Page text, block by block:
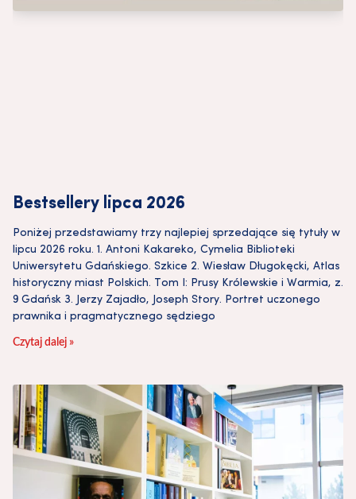
Bestsellery lipca 2026
Poniżej przedstawiamy trzy najlepiej sprzedające się tytuły w
lipcu 2026 roku. 1. Antoni Kakareko, Cymelia Biblioteki
Uniwersytetu Gdańskiego. Szkice 2. Wiesław Długokęcki, Atlas
historyczny miast Polskich. Tom I: Prusy Królewskie i Warmia, z.
9 Gdańsk 3. Jerzy Zajadło, Joseph Story. Portret uczonego
prawnika i pragmatycznego sędziego
Czytaj dalej »